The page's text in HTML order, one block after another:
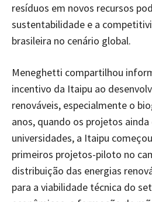
resíduos em novos recursos
sustentabilidade e a
brasileira no cenário global.
Meneghetti compartilhou
incentivo da Itaipu ao
renováveis, especialmente o
anos, quando os projetos
universidades, a Itaipu
primeiros projetos-piloto no
distribuição das energias
para a viabilidade técnica do